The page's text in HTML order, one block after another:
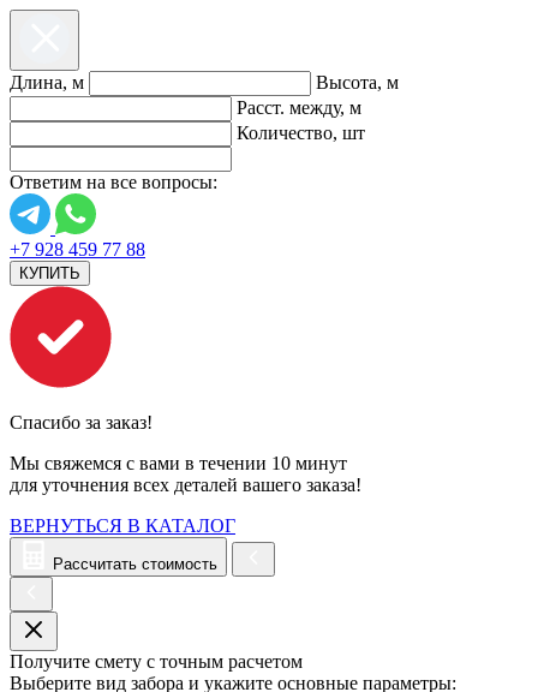
Длина, м
Высота, м
Расст. между, м
Количество, шт
Ответим на все вопросы:
+7 928 459 77 88
КУПИТЬ
Спасибо за заказ!
Мы свяжемся с вами в течении 10 минут
для уточнения всех деталей вашего заказа!
ВЕРНУТЬСЯ В КАТАЛОГ
Рассчитать стоимость
Получите смету с точным расчетом
Выберите вид забора и укажите основные параметры: